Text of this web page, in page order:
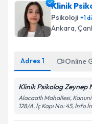
Klinik
Psikoloji +1
Ankara,
Adres 1 Online
Klinik Psikolog Zeynep
Alacaatlı Mahallesi,
128/A, İç Kapı No: 45, İnfo